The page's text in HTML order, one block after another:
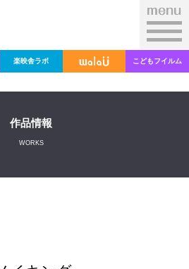
楽映舎ラボ こどもフイルム
作品情報
WORKS